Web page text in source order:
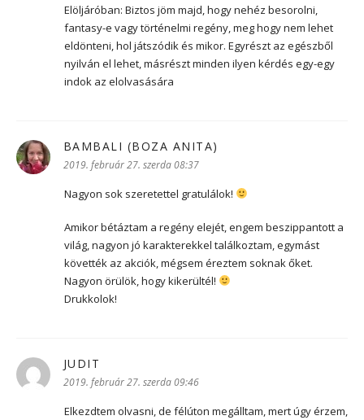
Elöljáróban: Biztos jöm majd, hogy nehéz besorolni,
fantasy-e vagy történelmi regény, meg hogy nem lehet
eldönteni, hol játszódik és mikor. Egyrészt az egészből
nyilván el lehet, másrészt minden ilyen kérdés egy-egy
indok az elolvasására
BAMBALI (BOZA ANITA)
2019. február 27. szerda 08:37
Nagyon sok szeretettel gratulálok!
Amikor bétáztam a regény elejét, engem beszippantott a
világ, nagyon jó karakterekkel találkoztam, egymást
követték az akciók, mégsem éreztem soknak őket.
Nagyon örülök, hogy kikerültél!
Drukkolok!
JUDIT
2019. február 27. szerda 09:46
Elkezdtem olvasni, de félúton megálltam, mert úgy érzem,